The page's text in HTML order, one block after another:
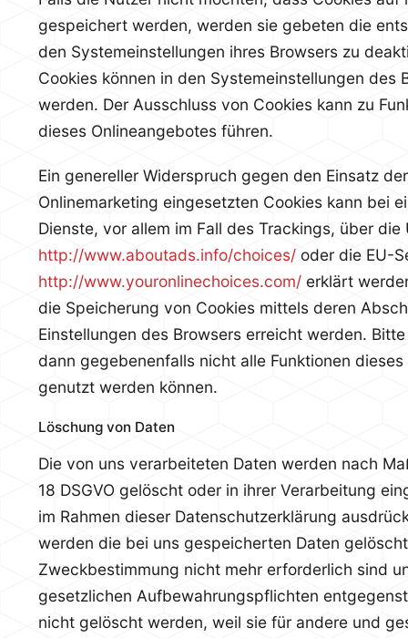
gespeichert werden, werden sie gebeten die
den Systemeinstellungen ihres Browsers zu
Cookies können in den Systemeinstellungen des
werden. Der Ausschluss von Cookies kann zu
dieses Onlineangebotes führen.
Ein genereller Widerspruch gegen den Einsatz
Onlinemarketing eingesetzten Cookies kann bei
Dienste, vor allem im Fall des Trackings, über
http://www.aboutads.info/choices/oder die EU-
http://www.youronlinechoices.com/erklärt
die Speicherung von Cookies mittels deren
Einstellungen des Browsers erreicht werden.
dann gegebenenfalls nicht alle Funktionen
genutzt werden können.
Löschung von Daten
Die von uns verarbeiteten Daten werden nach
18 DSGVO gelöscht oder in ihrer Verarbeitung
im Rahmen dieser Datenschutzerklärung
werden die bei uns gespeicherten Daten
Zweckbestimmung nicht mehr erforderlich sind
gesetzlichen Aufbewahrungspflichten
nicht gelöscht werden, weil sie für andere und